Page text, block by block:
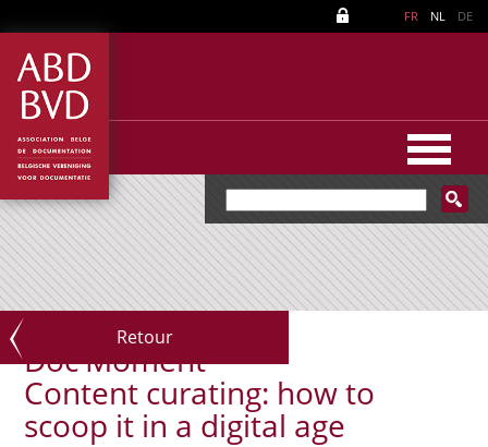
FR NL DE
Retour
Doc'Moment
Content curating: how to
scoop it in a digital age